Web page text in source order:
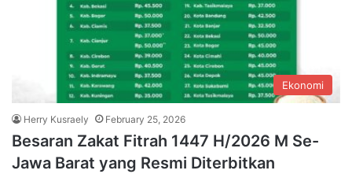
Ekonomi
Herry Kusraely February 25, 2026
Besaran Zakat Fitrah 1447 H/2026 M Se-
Jawa Barat yang Resmi Diterbitkan